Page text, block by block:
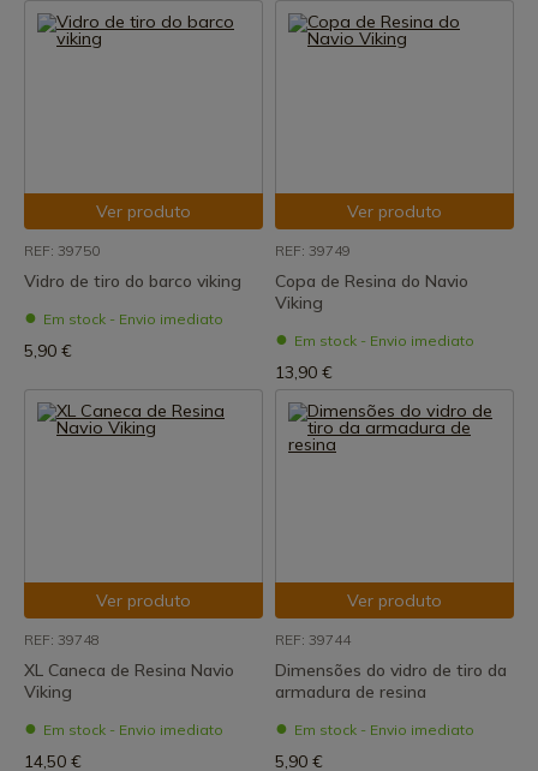
Ver produto
REF: 39750
Vidro de tiro do barco viking
Em stock - Envio imediato
5,90 €
Ver produto
REF: 39749
Copa de Resina do Navio
Viking
Em stock - Envio imediato
13,90 €
Ver produto
REF: 39748
XL Caneca de Resina Navio
Viking
Em stock - Envio imediato
14,50 €
Ver produto
REF: 39744
Dimensões do vidro de tiro da
armadura de resina
Em stock - Envio imediato
5,90 €